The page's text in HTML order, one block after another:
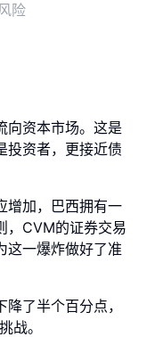
险
向资本市场。这是
投资者，更接近债
增加，巴西拥有一
，CVM的证券交易
这一爆炸做好了准
了半个百分点，
战。